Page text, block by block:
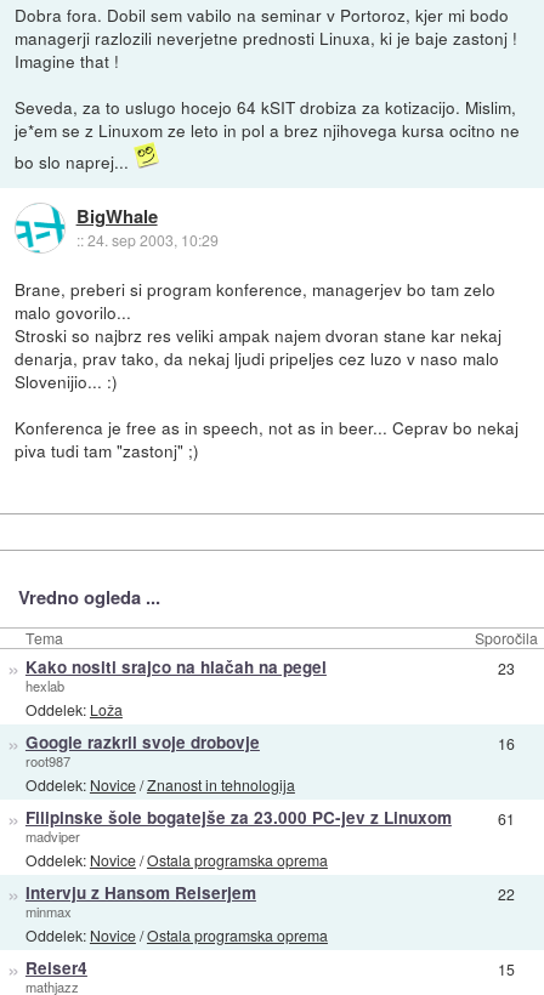
Dobra fora. Dobil sem vabilo na seminar v Portoroz, kjer mi bodo
managerji razlozili neverjetne prednosti Linuxa, ki je baje zastonj !
Imagine that !
Seveda, za to uslugo hocejo 64 kSIT drobiza za kotizacijo. Mislim,
je*em se z Linuxom ze leto in pol a brez njihovega kursa ocitno ne
bo slo naprej...
BigWhale
::24. sep 2003, 10:29
Brane, preberi si program konference, managerjev bo tam zelo
malo govorilo...
Stroski so najbrz res veliki ampak najem dvoran stane kar nekaj
denarja, prav tako, da nekaj ljudi pripeljes cez luzo v naso malo
Slovenijio... :)
Konferenca je free as in speech, not as in beer... Ceprav bo nekaj
piva tudi tam "zastonj" ;)
Vredno ogleda ...
Tema Sporočila
» Kako nositi srajco na hlačah na pegel
hexlab
Oddelek: Loža
23
» Google razkril svoje drobovje
root987
Oddelek: Novice/Znanost in tehnologija
16
» Filipinske šole bogatejše za 23.000 PC-jev z Linuxom
madviper
Oddelek: Novice/Ostala programska oprema
61
» Intervju z Hansom Reiserjem
minmax
Oddelek: Novice/Ostala programska oprema
22
» Reiser4
mathjazz
15